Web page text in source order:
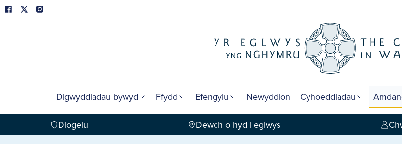
Digwyddiadau bywyd Ffydd Efengylu Newyddion Cyhoeddiadau
Diogelu Dewch o hyd i eglwys